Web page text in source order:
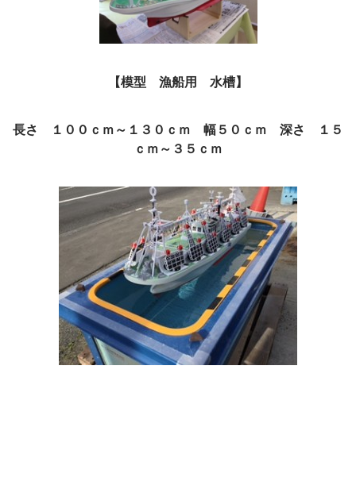
【模型 漁船用 水槽】
長さ １００ｃｍ～１３０ｃｍ 幅５０ｃｍ 深さ １５
ｃｍ～３５ｃｍ